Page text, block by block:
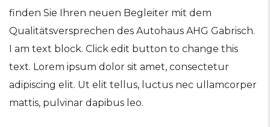
finden Sie Ihren neuen Begleiter mit dem
Qualitätsversprechen des Autohaus AHG Gabrisch.
I am text block. Click edit button to change this
text. Lorem ipsum dolor sit amet, consectetur
adipiscing elit. Ut elit tellus, luctus nec ullamcorper
mattis, pulvinar dapibus leo.